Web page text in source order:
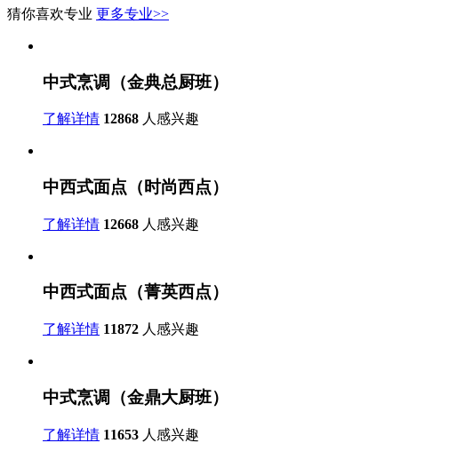
猜你喜欢专业 更多专业>>
中式烹调（金典总厨班）
了解详情 12868 人感兴趣
中西式面点（时尚西点）
了解详情 12668 人感兴趣
中西式面点（菁英西点）
了解详情 11872 人感兴趣
中式烹调（金鼎大厨班）
了解详情 11653 人感兴趣